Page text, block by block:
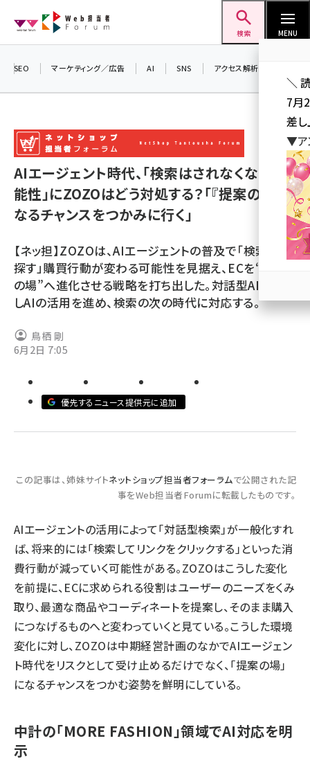
ン
検索 MENU
seo (3523)
ai (2804)
youtube (2429)
セミナー (2303)
z世代 (1622)
meo (1275)
llmo (1161)
SEO マーケティング／広告 AI SNS アクセス解析／データ分析
AIエージェント時代、「検索はされなくなる可
能性」にZOZOはどう対処する？「『提案の場』に
なるチャンスをつかみに行く」
【ネッ担】ZOZOは、AIエージェントの普及で「検索して
探す」購買行動が変わる可能性を見据え、ECを“提案
の場”へ進化させる戦略を打ち出した。対話型AIや着回
しAIの活用を進め、検索の次の時代に対応する。
鳥栖 剛
6月2日 7:05
優先するニュース提供元に追加
この記事は、姉妹サイトネットショップ担当者フォーラムで公開された記
事をWeb担当者Forumに転載したものです。
AIエージェントの活用によって「対話型検索」が一般化すれ
ば、将来的には「検索してリンクをクリックする」といった消
費行動が減っていく可能性がある。ZOZOはこうした変化
を前提に、ECに求められる役割はユーザーのニーズをくみ
取り、最適な商品やコーディネートを提案し、そのまま購入
につなげるものへと変わっていくと見ている。こうした環境
変化に対し、ZOZOは中期経営計画のなかでAIエージェン
ト時代をリスクとして受け止めるだけでなく、「提案の場」
になるチャンスをつかむ姿勢を鮮明にしている。
中計の「MORE FASHION」領域でAI対応を明
示
＼
7月
差し
▼ア